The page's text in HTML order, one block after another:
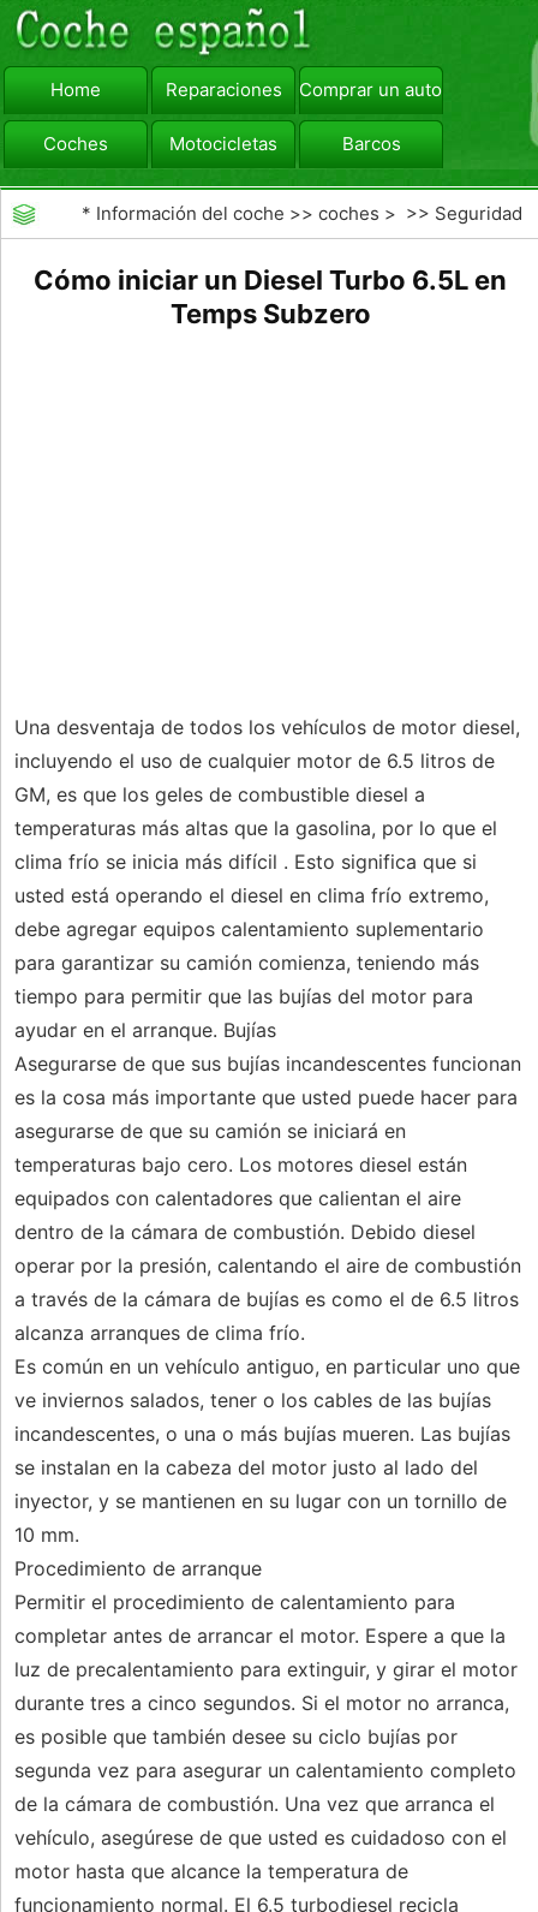
Home Reparaciones Comprar un automóvil
Coches Motocicletas Barcos
viajar Camiones
* Información del coche >>coches > >> Seguridad
Cómo iniciar un Diesel Turbo 6.5L en
Temps Subzero
Una desventaja de todos los vehículos de motor diesel,
incluyendo el uso de cualquier motor de 6.5 litros de
GM, es que los geles de combustible diesel a
temperaturas más altas que la gasolina, por lo que el
clima frío se inicia más difícil . Esto significa que si
usted está operando el diesel en clima frío extremo,
debe agregar equipos calentamiento suplementario
para garantizar su camión comienza, teniendo más
tiempo para permitir que las bujías del motor para
ayudar en el arranque. Bujías
Asegurarse de que sus bujías incandescentes funcionan
es la cosa más importante que usted puede hacer para
asegurarse de que su camión se iniciará en
temperaturas bajo cero. Los motores diesel están
equipados con calentadores que calientan el aire
dentro de la cámara de combustión. Debido diesel
operar por la presión, calentando el aire de combustión
a través de la cámara de bujías es como el de 6.5 litros
alcanza arranques de clima frío.
Es común en un vehículo antiguo, en particular uno que
ve inviernos salados, tener o los cables de las bujías
incandescentes, o una o más bujías mueren. Las bujías
se instalan en la cabeza del motor justo al lado del
inyector, y se mantienen en su lugar con un tornillo de
10 mm.
Procedimiento de arranque
Permitir el procedimiento de calentamiento para
completar antes de arrancar el motor. Espere a que la
luz de precalentamiento para extinguir, y girar el motor
durante tres a cinco segundos. Si el motor no arranca,
es posible que también desee su ciclo bujías por
segunda vez para asegurar un calentamiento completo
de la cámara de combustión. Una vez que arranca el
vehículo, asegúrese de que usted es cuidadoso con el
motor hasta que alcance la temperatura de
funcionamiento normal. El 6.5 turbodiesel recicla